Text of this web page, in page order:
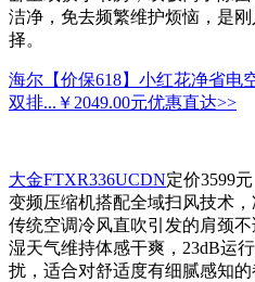
洁净，免去频繁维护烦恼，是
择。
海尔【价保618】小红花净省电
双排... ￥2049.00元优惠直达>>
大金FTXR336UCDN定价3599
变频压缩机搭配全域扫风技术
传统空调冷风直吹引发的肩颈
湿天气维持体感干爽，23dB运
扰，适合对舒适度有细腻感知的